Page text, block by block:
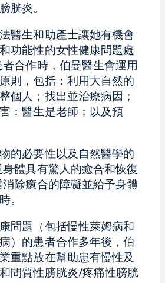
胱炎。
醫生和助產士讓她有機會
功能性的女性健康問題處
合作時，伯曼醫生會運用
則，包括：利用大自然的
個人；找出並治療病因；
；醫生是老師；以及預
的必要性以及自然醫學的
體具有驚人的癒合和恢復
除癒合的障礙並給予身體
。
問題（包括慢性萊姆病和
）的患者合作多年後，伯
重點放在幫助患有慢性及
間質性膀胱炎/疼痛性膀胱